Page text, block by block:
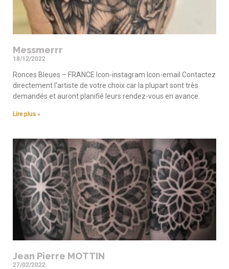
Messmerrr
18/12/2022
Ronces Bleues – FRANCE Icon-instagram Icon-email Contactez
directement l’artiste de votre choix car la plupart sont très
demandés et auront planifié leurs rendez-vous en avance.
Lire plus »
Jean Pierre MOTTIN
27/02/2022